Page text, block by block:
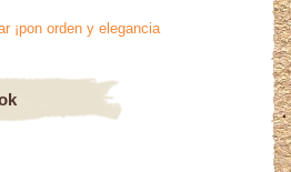
¡pon orden y elegancia